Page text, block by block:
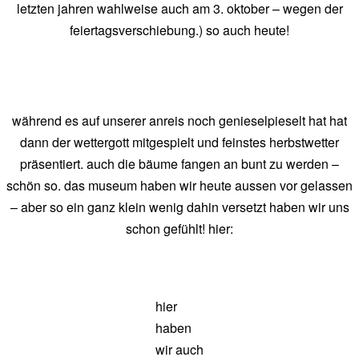
letzten jahren wahlweise auch am 3. oktober – wegen der
feiertagsverschiebung.) so auch heute!
während es auf unserer anreis noch genieselpieselt hat hat
dann der wettergott mitgespielt und feinstes herbstwetter
präsentiert. auch die bäume fangen an bunt zu werden –
schön so. das museum haben wir heute aussen vor gelassen
– aber so ein ganz klein wenig dahin versetzt haben wir uns
schon gefühlt! hier:
hier
haben
wir auch